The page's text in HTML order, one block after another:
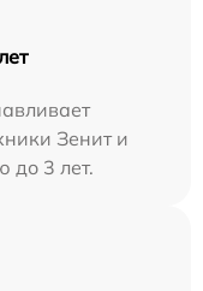
Зенит и
до 3 лет.